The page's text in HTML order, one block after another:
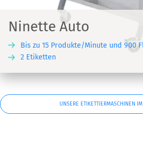
Ninette Auto
Bis zu 15 Produkte/Minute und 900
2 Etiketten
UNSERE ETIKETTIERMASCHINEN